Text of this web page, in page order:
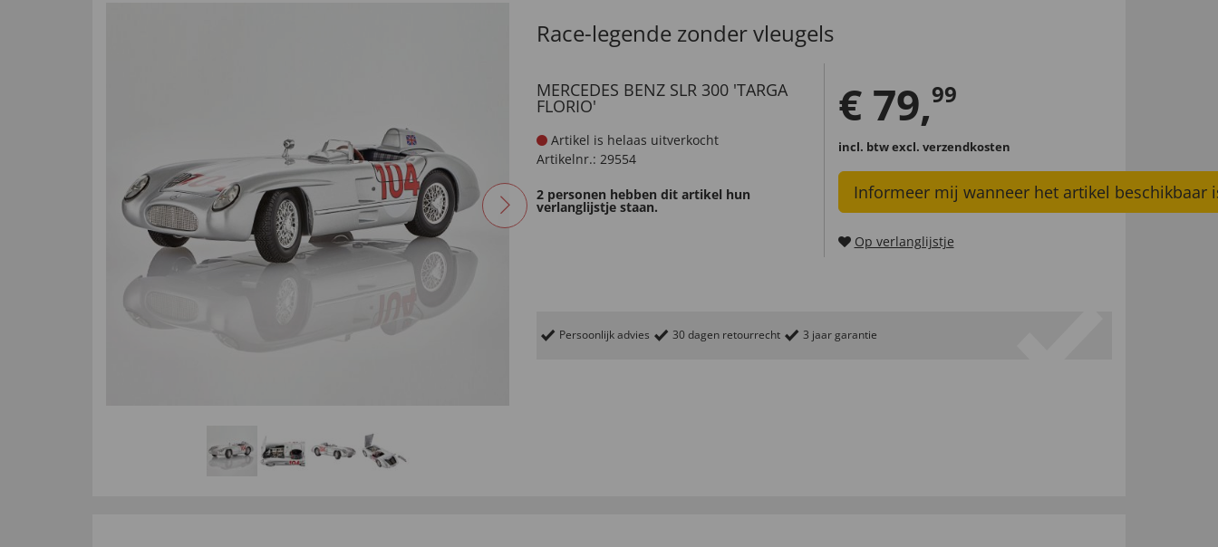
Race-legende zonder vleugels
MERCEDES BENZ SLR 300 'TARGA
FLORIO'
Artikel is helaas uitverkocht
Artikelnr.: 29554
2 personen hebben dit artikel hun
verlanglijstje staan.
€ 79,99
incl. btwexcl. verzendkosten
Informeer mij wanneer het artikel beschikbaar
Op verlanglijstje
Persoonlijk advies 30 dagen retourrecht 3 jaar garantie